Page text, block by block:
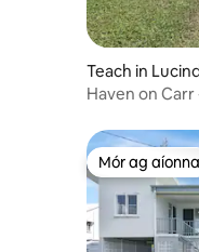
Teach in
Haven on
Mór ag aíonna
Mór ag aíonna